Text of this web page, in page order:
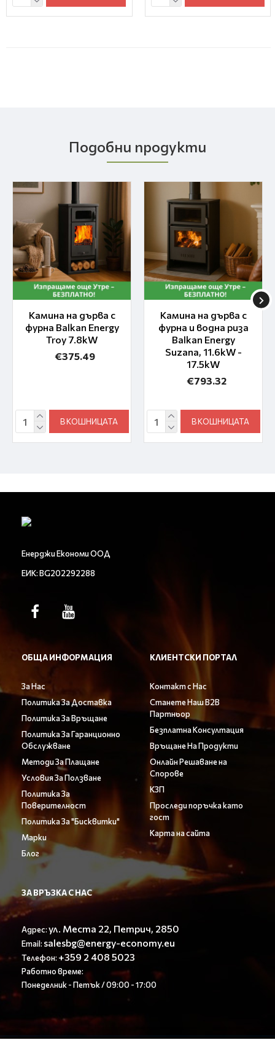
Подобни продукти
Камина на дърва с
фурна Balkan Energy
Troy 7.8kW
€375.49
В КОШНИЦАТА
Камина на дърва с
фурна и водна риза
Balkan Energy
Suzana, 11.6kW -
17.5kW
€793.32
В КОШНИЦАТА
Енерджи Економи ООД
ЕИК: BG202292288
ОБЩА ИНФОРМАЦИЯ
За Нас
Политика За Доставка
Политика За Връщане
Политика За Гаранционно
Обслужване
Методи За Плащане
Условия За Ползване
Политика За
Поверителност
Политика За "Бисквитки"
Марки
Блог
КЛИЕНТСКИ ПОРТАЛ
Контакт с Нас
Станете Наш B2B
Партньор
Безплатна Консултация
Връщане На Продукти
Онлайн Решаване на
Спорове
КЗП
Проследи поръчка като
гост
Карта на сайта
ЗА ВРЪЗКА С НАС
Адрес:ул. Места 22, Петрич, 2850
Email: salesbg@energy-economy.eu
Телефон: +359 2 408 5023
Работно време:
Понеделник - Петък / 09:00 - 17:00